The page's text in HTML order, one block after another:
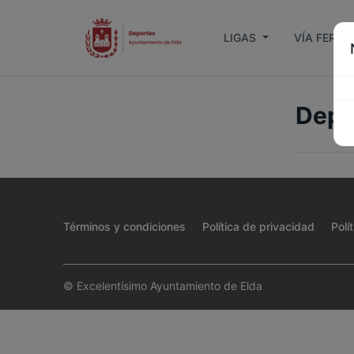
LIGAS VÍA
Términos y condiciones Política de privacidad
© Excelentísimo Ayuntamiento de Elda